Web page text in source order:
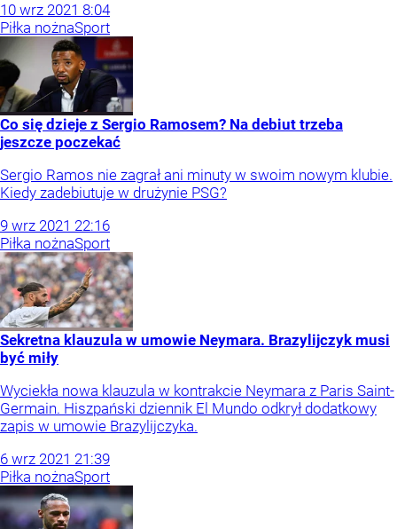
10 wrz 2021 8:04
Piłka nożnaSport
Co się dzieje z Sergio Ramosem? Na debiut trzeba
jeszcze poczekać
Sergio Ramos nie zagrał ani minuty w swoim nowym klubie.
Kiedy zadebiutuje w drużynie PSG?
9 wrz 2021 22:16
Piłka nożnaSport
Sekretna klauzula w umowie Neymara. Brazylijczyk musi
być miły
Wyciekła nowa klauzula w kontrakcie Neymara z Paris Saint-
Germain. Hiszpański dziennik El Mundo odkrył dodatkowy
zapis w umowie Brazylijczyka.
6 wrz 2021 21:39
Piłka nożnaSport